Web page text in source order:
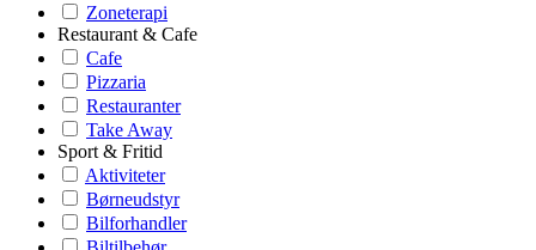
Zoneterapi
Restaurant & Cafe
Cafe
Pizzaria
Restauranter
Take Away
Sport & Fritid
Aktiviteter
Børneudstyr
Bilforhandler